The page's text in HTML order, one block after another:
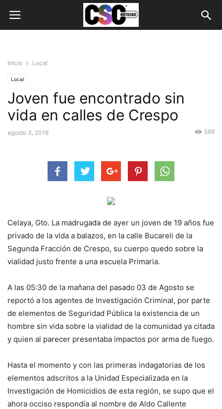
Inicio Local
Local
Joven fue encontrado sin
vida en calles de Crespo
agosto 3, 2016 569
Celaya, Gto. La madrugada de ayer un joven de 19 años fue
privado de la vida a balazos, en la calle Bucareli de la
Segunda Fracción de Crespo, su cuerpo quedo sobre la
vialidad justo frente a una escuela Primaria.
A las 05:30 de la mañana del pasado 03 de Agosto se
reportó a los agentes de Investigación Criminal, por parte
de elementos de Seguridad Pública la existencia de un
hombre sin vida sobre la vialidad de la comunidad ya citada
y quien al parecer presentaba impactos por arma de fuego.
Hasta el momento y con las primeras indagatorias de los
elementos adscritos a la Unidad Especializada en la
Investigación de Homicidios de esta región, se supo que el
ahora occiso respondía al nombre de Aldo Callente